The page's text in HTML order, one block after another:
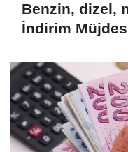
Benzin, dizel,
İndirim
Hemen